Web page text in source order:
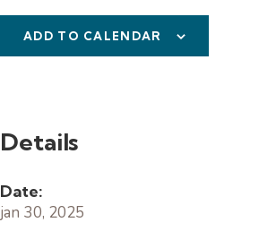
ADD TO CALENDAR
Details
Date:
jan 30, 2025